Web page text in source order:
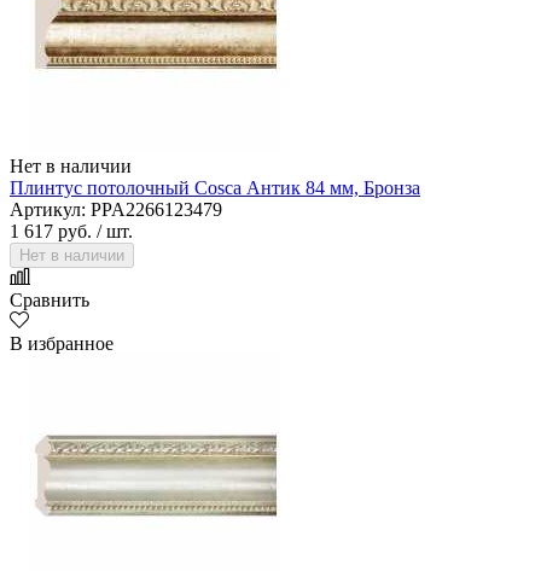
Нет в наличии
Плинтус потолочный Cosca Антик 84 мм, Бронза
Артикул: PPA2266123479
1 617 руб. / шт.
Нет в наличии
Сравнить
В избранное